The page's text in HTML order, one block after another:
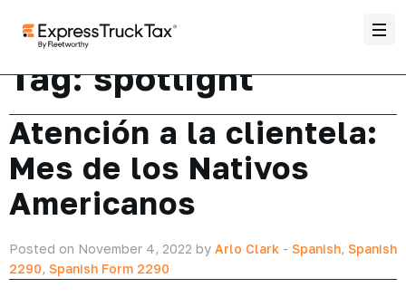
Tag:spotlight
Atención a la clientela:
Mes de los Nativos
Americanos
Posted on November 4, 2022 by Arlo Clark - Spanish, Spanish
2290, Spanish Form 2290